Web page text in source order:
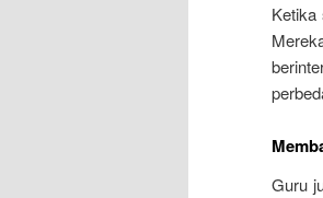
Ketika
Guru